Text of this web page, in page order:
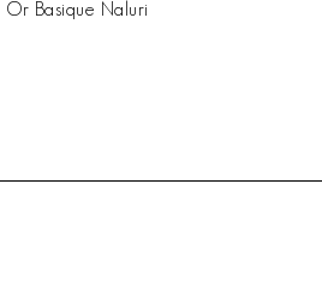
Basique Naluri